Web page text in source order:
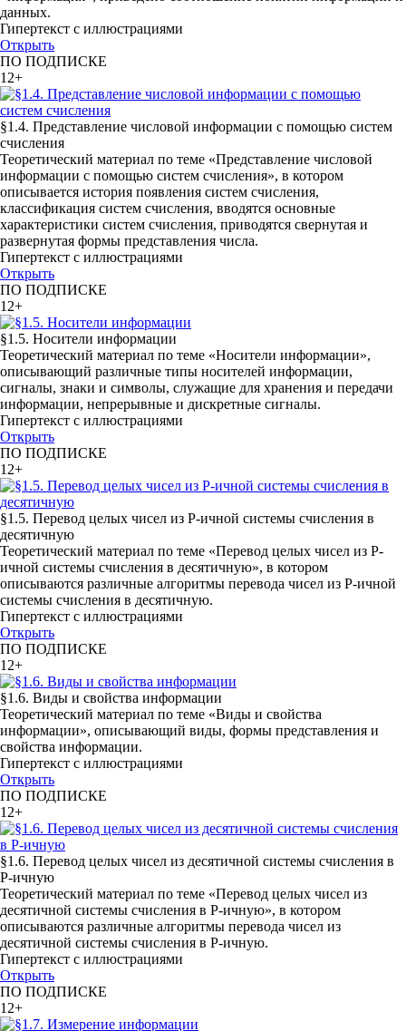
данных.
Гипертекст с иллюстрациями
Открыть
ПО ПОДПИСКЕ
12+
§1.4. Представление числовой информации с помощью систем
счисления
Теоретический материал по теме «Представление числовой
информации с помощью систем счисления», в котором
описывается история появления систем счисления,
классификация систем счисления, вводятся основные
характеристики систем счисления, приводятся свернутая и
развернутая формы представления числа.
Гипертекст с иллюстрациями
Открыть
ПО ПОДПИСКЕ
12+
§1.5. Носители информации
Теоретический материал по теме «Носители информации»,
описывающий различные типы носителей информации,
сигналы, знаки и символы, служащие для хранения и передачи
информации, непрерывные и дискретные сигналы.
Гипертекст с иллюстрациями
Открыть
ПО ПОДПИСКЕ
12+
§1.5. Перевод целых чисел из Р-ичной системы счисления в
десятичную
Теоретический материал по теме «Перевод целых чисел из Р-
ичной системы счисления в десятичную», в котором
описываются различные алгоритмы перевода чисел из Р-ичной
системы счисления в десятичную.
Гипертекст с иллюстрациями
Открыть
ПО ПОДПИСКЕ
12+
§1.6. Виды и свойства информации
Теоретический материал по теме «Виды и свойства
информации», описывающий виды, формы представления и
свойства информации.
Гипертекст с иллюстрациями
Открыть
ПО ПОДПИСКЕ
12+
§1.6. Перевод целых чисел из десятичной системы счисления в
P-ичную
Теоретический материал по теме «Перевод целых чисел из
десятичной системы счисления в P-ичную», в котором
описываются различные алгоритмы перевода чисел из
десятичной системы счисления в P-ичную.
Гипертекст с иллюстрациями
Открыть
ПО ПОДПИСКЕ
12+